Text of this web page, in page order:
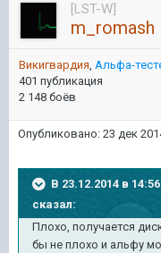
[LST-W]
m_romash
Викигвардия, Альфа-
401 публикация
2 148 боёв
Опубликовано: 23 дек
В 23.12.2014 в
сказал:
Плохо, получается
бы не плохо и альфу